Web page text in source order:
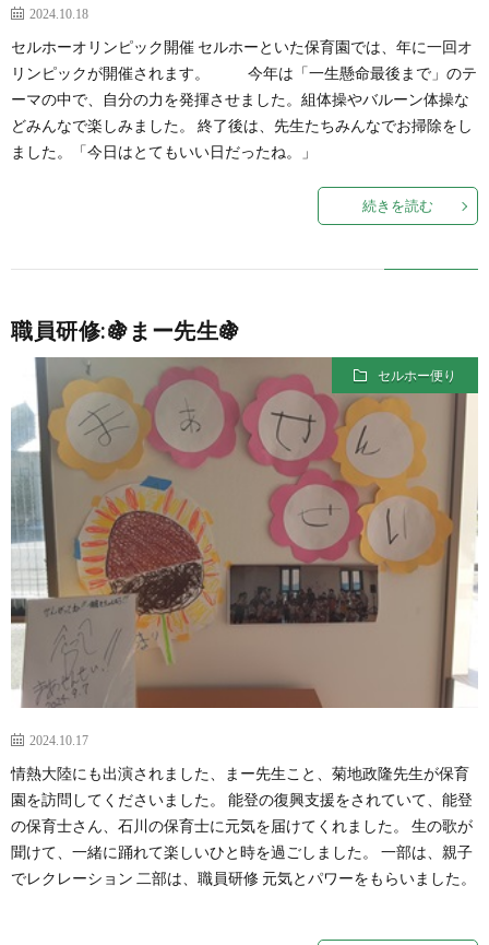
2024.10.18
セルホーオリンピック開催 セルホーといた保育園では、年に一回オ
リンピックが開催されます。 今年は「一生懸命最後まで」のテ
ーマの中で、自分の力を発揮させました。組体操やバルーン体操な
どみんなで楽しみました。 終了後は、先生たちみんなでお掃除をし
ました。「今日はとてもいい日だったね。」
続きを読む
職員研修:🍇まー先生🍇
セルホー便り
2024.10.17
情熱大陸にも出演されました、まー先生こと、菊地政隆先生が保育
園を訪問してくださいました。 能登の復興支援をされていて、能登
の保育士さん、石川の保育士に元気を届けてくれました。 生の歌が
聞けて、一緒に踊れて楽しいひと時を過ごしました。 一部は、親子
でレクレーション 二部は、職員研修 元気とパワーをもらいました。